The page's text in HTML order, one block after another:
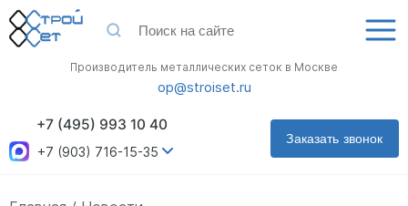
Заказать звонок
+7 (495) 993 10 40
+7 (903) 716-15-35
Производитель металлических сеток в Москве
op@stroiset.ru